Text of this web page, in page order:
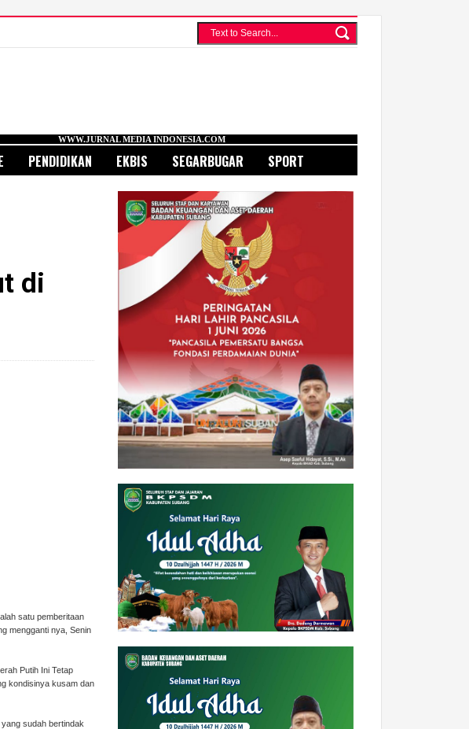
MEDIA INDONESIA.COM
PENDIDIKAN EKBIS SEGARBUGAR SPORT
di
satu pemberitaan
mengganti nya, Senin
Putih Ini Tetap
kondisinya kusam dan
sudah bertindak